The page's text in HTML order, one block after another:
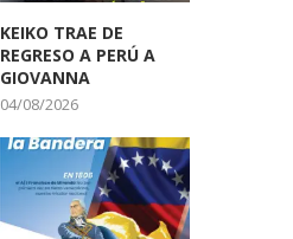
KEIKO TRAE DE
REGRESO A PERÚ A
GIOVANNA
04/08/2026